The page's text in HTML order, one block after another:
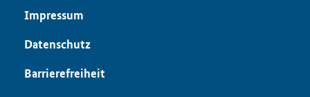
Im­pres­sum
Da­ten­schutz
Bar­rie­re­frei­heit